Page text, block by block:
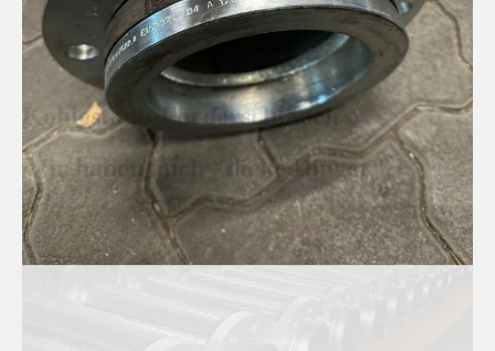
Kohlestaub-Förderschlauch
Wir haben auch "dicke Dinger".